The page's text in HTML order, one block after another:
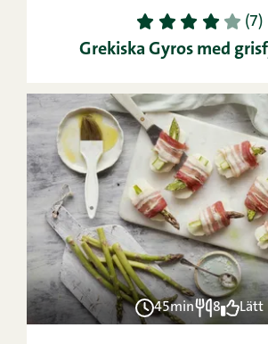
1 2 3 4 5 (7)
Grekiska Gyros med
45min 8 Lätt